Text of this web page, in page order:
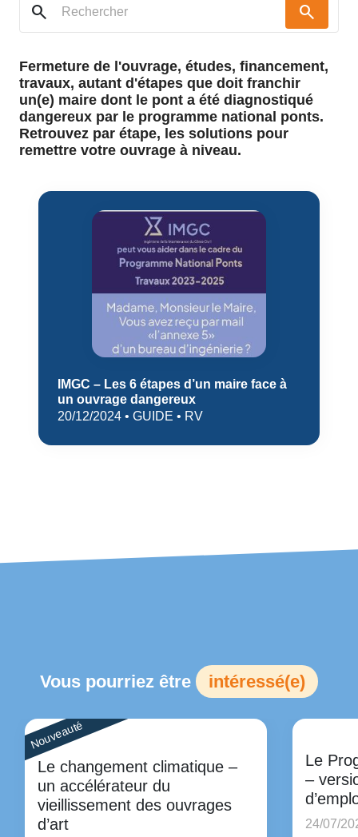
search search
Fermeture de l'ouvrage, études, financement,
travaux, autant d'étapes que doit franchir
un(e) maire dont le pont a été diagnostiqué
dangereux par le programme national ponts.
Retrouvez par étape, les solutions pour
remettre votre ouvrage à niveau.
IMGC – Les 6 étapes d’un maire face à
un ouvrage dangereux
20/12/2024 • GUIDE • RV
Vous pourriez être intéressé(e)
Nouveauté
Le changement climatique –
un accélérateur du
vieillissement des ouvrages
d’art
Le
–
24/07/